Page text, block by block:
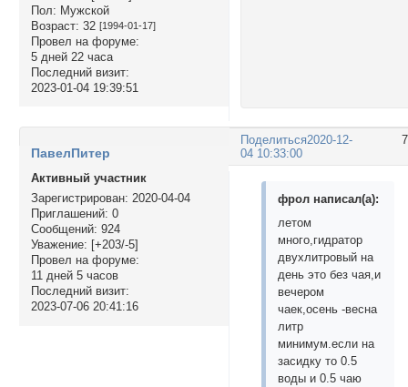
Пол: Мужской
Возраст: 32 [1994-01-17]
Провел на форуме:
5 дней 22 часа
Последний визит:
2023-01-04 19:39:51
Поделиться2020-12-
04 10:33:00
ПавелПитер
Активный участник
Зарегистрирован: 2020-04-04
Приглашений: 0
Сообщений: 924
Уважение: [+203/-5]
Провел на форуме:
11 дней 5 часов
Последний визит:
2023-07-06 20:41:16
фрол написал(а):
летом
много,гидратор
двухлитровый на
день это без чая,и
вечером
чаек,осень -весна
литр
минимум.если на
засидку то 0.5
воды и 0.5 чаю